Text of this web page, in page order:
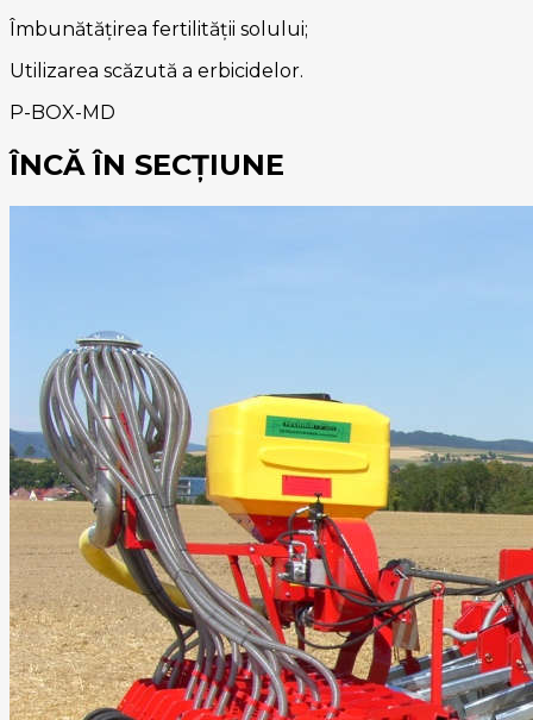
Îmbunătățirea fertilității solului;
Utilizarea scăzută a erbicidelor.
P-BOX-MD
ÎNCĂ ÎN SECȚIUNE